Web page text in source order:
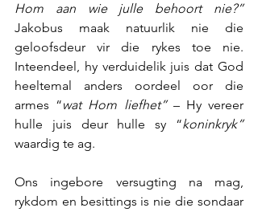
Hom aan wie julle behoort nie?”
Jakobus maak natuurlik nie die
geloofsdeur vir die rykes toe nie.
Inteendeel, hy verduidelik juis dat God
heeltemal anders oordeel oor die
armes “wat Hom liefhet” – Hy vereer
hulle juis deur hulle sy “koninkryk”
waardig te ag.
Ons ingebore versugting na mag,
rykdom en besittings is nie die sondaar